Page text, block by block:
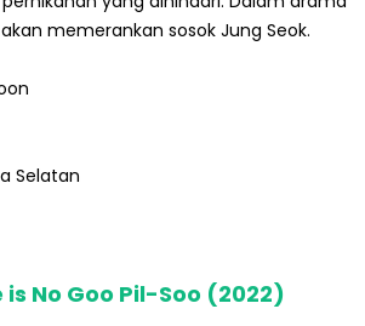
memerankan sosok Jung Seok.
Selatan
is No Goo Pil-Soo (2022)